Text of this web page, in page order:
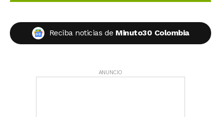
Reciba noticias de Minuto30 Colombia
ANUNCIO